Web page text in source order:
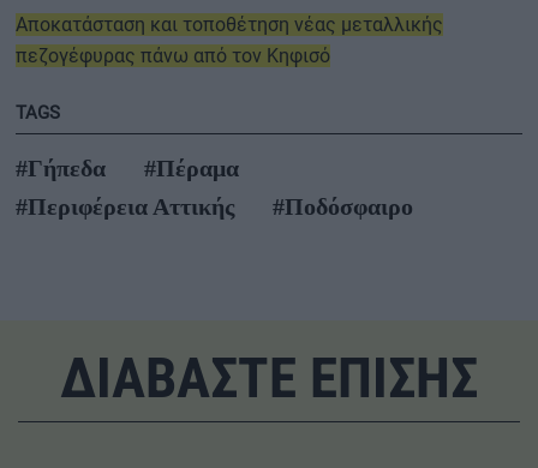
Αποκατάσταση και τοποθέτηση νέας μεταλλικής
πεζογέφυρας πάνω από τον Κηφισό
TAGS
#Γήπεδα
#Πέραμα
#Περιφέρεια Αττικής
#Ποδόσφαιρο
ΔΙΑΒΑΣΤΕ ΕΠΙΣΗΣ